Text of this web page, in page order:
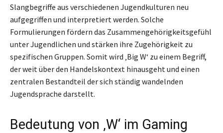
Slangbegriffe aus verschiedenen Jugendkulturen neu
aufgegriffen und interpretiert werden. Solche
Formulierungen fördern das Zusammengehörigkeitsgefühl
unter Jugendlichen und stärken ihre Zugehörigkeit zu
spezifischen Gruppen. Somit wird ‚Big W‘ zu einem Begriff,
der weit über den Handelskontext hinausgeht und einen
zentralen Bestandteil der sich ständig wandelnden
Jugendsprache darstellt.
Bedeutung von ‚W‘ im Gaming